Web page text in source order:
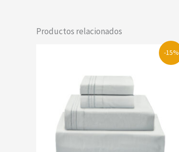
Productos relacionados
-15%